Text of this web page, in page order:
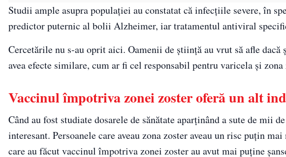
Studii ample asupra populației au constatat că infecțiile severe, în
predictor puternic al bolii Alzheimer, iar tratamentul antiviral
Cercetările nu s-au oprit aici. Oamenii de știință au vrut să afle
avea efecte similare, cum ar fi cel responsabil pentru varicela și zona
Vaccinul împotriva zonei zoster oferă un alt
Când au fost studiate dosarele de sănătate aparținând a sute de mii de
interesant. Persoanele care aveau zona zoster aveau un risc puțin
care au făcut vaccinul împotriva zonei zoster au avut mai puține